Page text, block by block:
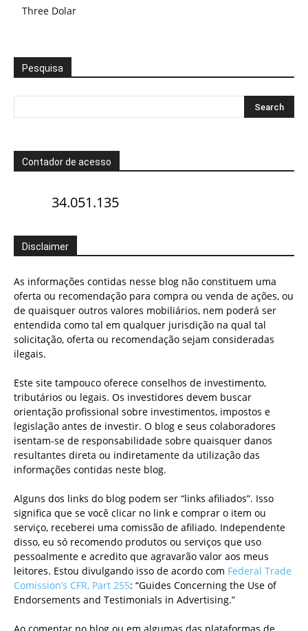
Three Dolar
Pesquisa
Contador de acesso
34.051.135
Disclaimer
As informações contidas nesse blog não constituem uma
oferta ou recomendação para compra ou venda de ações, ou
de quaisquer outros valores mobiliários, nem poderá ser
entendida como tal em qualquer jurisdição na qual tal
solicitação, oferta ou recomendação sejam consideradas
ilegais.
Este site tampouco oferece conselhos de investimento,
tributários ou legais. Os investidores devem buscar
orientação profissional sobre investimentos, impostos e
legislação antes de investir. O blog e seus colaboradores
isentam-se de responsabilidade sobre quaisquer danos
resultantes direta ou indiretamente da utilização das
informações contidas neste blog.
Alguns dos links do blog podem ser “links afiliados”. Isso
significa que se você clicar no link e comprar o item ou
serviço, receberei uma comissão de afiliado. Independente
disso, eu só recomendo produtos ou serviços que uso
pessoalmente e acredito que agravarão valor aos meus
leitores. Estou divulgando isso de acordo com Federal Trade
Comission’s CFR, Part 255: “Guides Concerning the Use of
Endorsements and Testimonials in Advertising.”
Ao comentar no blog ou em algumas das plataformas de